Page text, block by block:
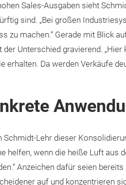
Sales-Ausgaben sieht
sind. „Bei großen
zu machen.“ Gerade mit Blick
der Unterschied gravierend.
erhalten. Da werden Verkäufe
Schmidt-Lehr dieser
helfen, wenn die heiße Luft aus
Anzeichen dafür seien
auf und konzentrieren